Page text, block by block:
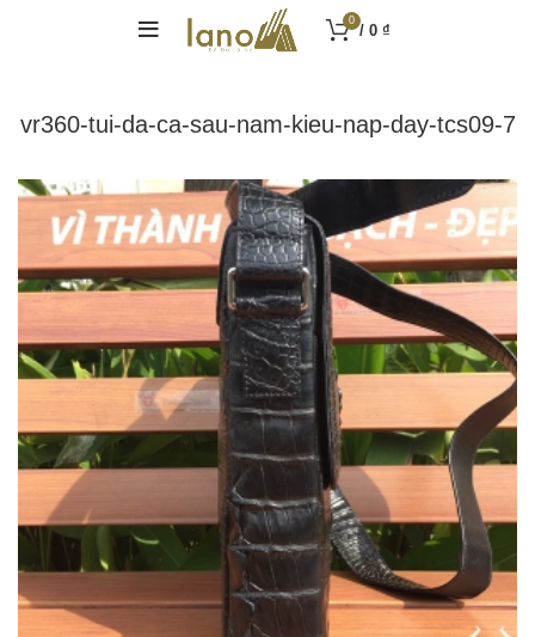
0
/ 0 ₫
vr360-tui-da-ca-sau-nam-kieu-nap-day-tcs09-7